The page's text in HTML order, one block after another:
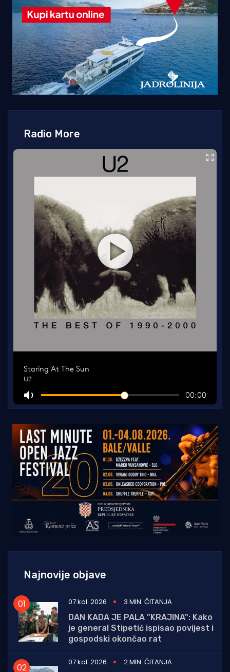
Radio More
Najnovije objave
07 kol. 2026
3 MIN. ČITANJA
DAN KADA JE PALA "KRAJINA": Kako
je general Stipetić ispisao povijest i
gospodski okončao rat
07 kol. 2026
2 MIN. ČITANJA